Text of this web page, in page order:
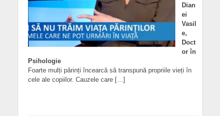
Dian
ei
Vasil
e,
Doct
or în
Psihologie
Foarte mulți părinți încearcă să transpună propriile vieți în
cele ale copiilor. Cauzele care […]